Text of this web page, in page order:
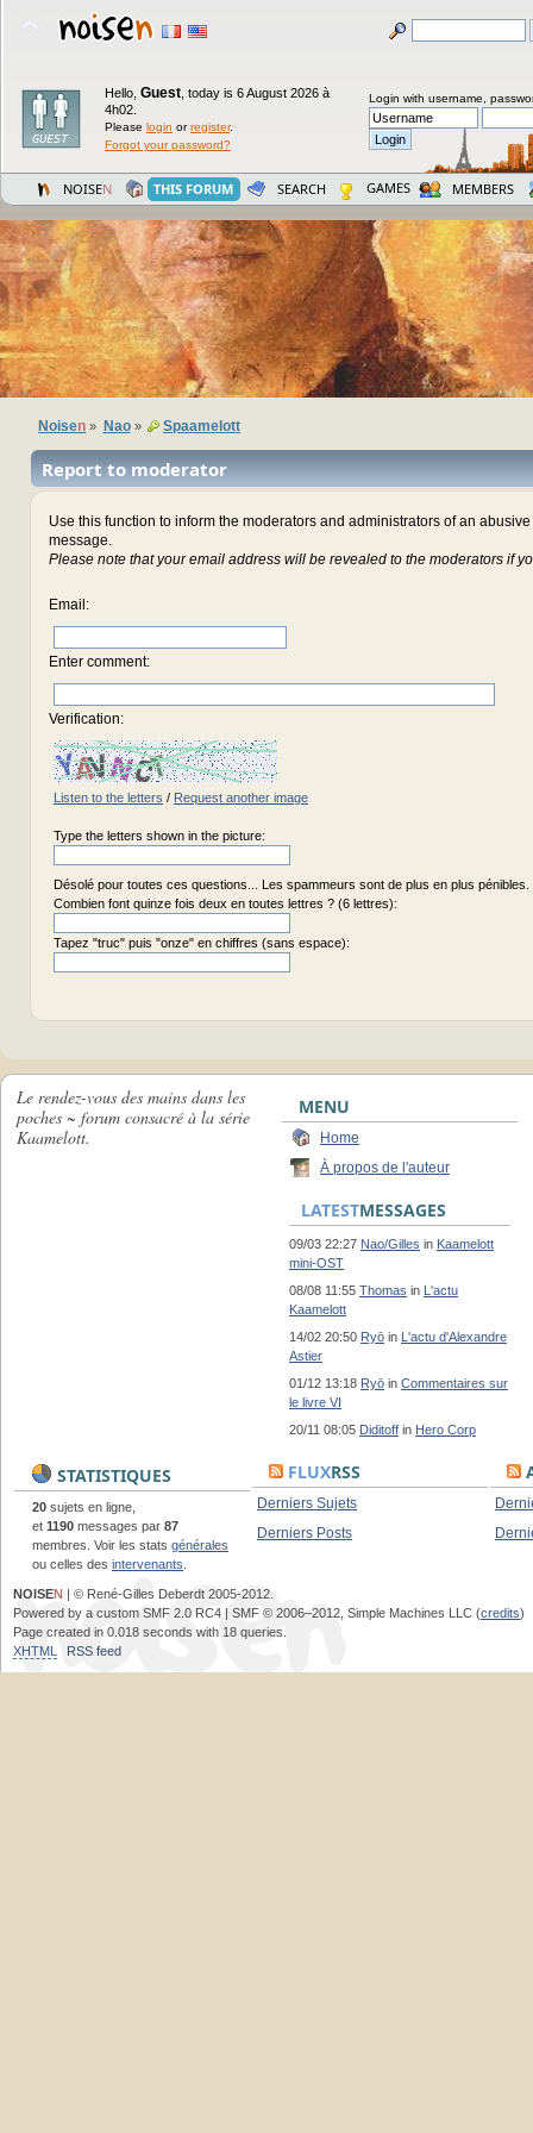
Hello, Guest today is 6 August 2026 à
4h02.
Please login orregister.
Forgot your password?
Login with username,
NOISEN THIS FORUM SEARCH GAMES MEMBERS
Noisen » Nao» Spaamelott
Report to moderator
Use this function to inform the moderators and administrators of an
message.
Please note that your email address will be revealed to the moderators if
Email :
Enter comment:
Verification:
Listen to the letters / Request another image
Type the letters shown in the picture:
Désolé pour toutes ces questions... Les spammeurs sont de plus en plus pénibles.
Combien font quinze fois deux en toutes lettres ? (6 lettres):
Tapez "truc" puis "onze" en chiffres (sans espace):
Le rendez-vous des mains dans les
poches ~ forum consacré à la série
Kaamelott.
MENU
Home
À propos de l'auteur
LATESTMESSAGES
09/03 22:27 Nao/Gilles in Kaamelott
mini-OST
08/08 11:55 Thomas in L'actu
Kaamelott
14/02 20:50 Ryō in L'actu d'Alexandre
Astier
01/12 13:18 Ryō in Commentaires sur
le livre VI
20/11 08:05 Diditoff in Hero Corp
STATISTIQUES
20 sujets en ligne,
et 1190 messages par 87
membres. Voir les stats générales
ou celles des intervenants
FLUXRSS
Derniers Sujets
Derniers Posts
NOISEN | © René-Gilles Deberdt 2005-2012.
Powered by a custom SMF 2.0 RC4 | SMF © 2006–2012, Simple Machines LLC (credits)
Page created in 0.018 seconds with 18 queries.
XHTML
RSS feed